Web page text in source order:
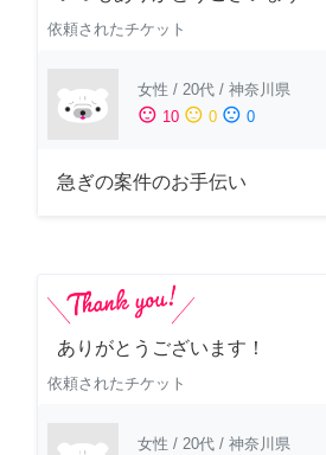
依頼されたチケット
女性 / 20代 / 神奈川県
sentiment_satisfied 10 sentiment_neutral 0 sentiment_dissatisfied 0
急ぎの案件のお手伝い
ありがとうございます！
依頼されたチケット
女性 / 20代 / 神奈川県